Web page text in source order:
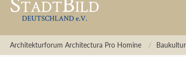
Architekturforum Architectura Pro Homine